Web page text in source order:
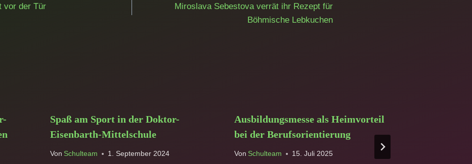
vor der Tür
Miroslava Sebestova verrät ihr Rezept für
Böhmische Lebkuchen
Spaß am Sport in der Doktor-
Eisenbarth-Mittelschule
Von Schulteam 1. September 2024
Ausbildungsmesse als Heimvorteil
bei der Berufsorientierung
Von Schulteam 15. Juli 2025